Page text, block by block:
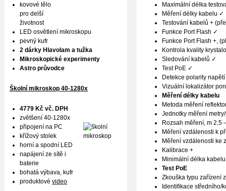
Maximální délka
Měření délky kabelu ✓
Testování kabelů +
Funkce Port Flash ✓
Funkce Port Flash +,
Kontrola kvality
Sledování kabelů ✓
Test PoE ✓
Detekce polarity
Vizuální lokalizátor
Měření délky kabelu
Metoda měření
Jednotky měření
Rozsah měření, m 2.5
Měření vzdálenosti k
Měření vzdálenosti ke
Kalibrace +
Minimální délka
Test PoE
Zkouška typu zařízení
Identifikace středního/
kovové tělo
pro delší
životnost
LED osvětlení mikroskopu
pevný kufr
2 dárky Hlavolam a tužka
Mikroskopické experimenty
Astro průvodce
Školní mikroskop 40-1280x
4779 Kč vč. DPH
zvětšení 40-1280x
připojení na PC
křížový stolek
horní a spodní LED
napájení ze sítě i
baterie
bohatá výbava, kufr
produktové video